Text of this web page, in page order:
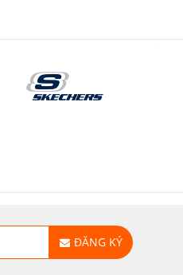
ĐĂNG KÝ